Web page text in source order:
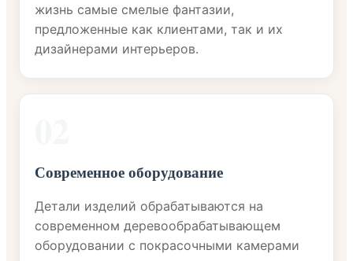
жизнь самые смелые фантазии,
предложенные как клиентами, так и их
дизайнерами интерьеров.
Современное оборудование
Детали изделий обрабатываются на
современном деревообрабатывающем
оборудовании с покрасочными камерами